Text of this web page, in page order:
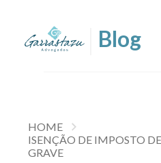
HOME
ISENÇÃO DE IMPOSTO
GRAVE